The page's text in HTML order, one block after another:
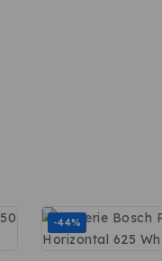
-44%